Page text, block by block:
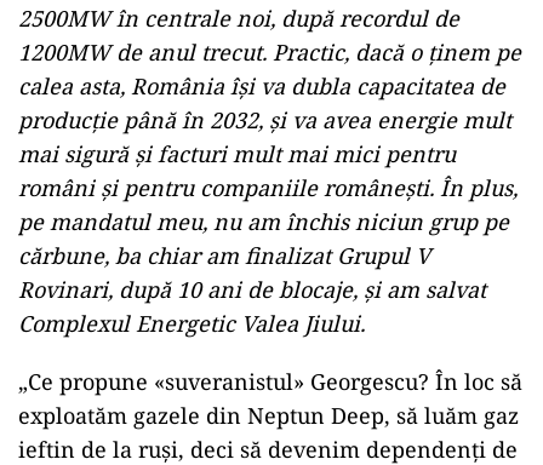
2500MW în centrale noi, după recordul de
1200MW de anul trecut. Practic, dacă o ținem pe
calea asta, România își va dubla capacitatea de
producție până în 2032, și va avea energie mult
mai sigură și facturi mult mai mici pentru
români și pentru companiile românești. În plus,
pe mandatul meu, nu am închis niciun grup pe
cărbune, ba chiar am finalizat Grupul V
Rovinari, după 10 ani de blocaje, și am salvat
Complexul Energetic Valea Jiului.
„Ce propune «suveranistul» Georgescu? În loc să
exploatăm gazele din Neptun Deep, să luăm gaz
ieftin de la ruși, deci să devenim dependenți de